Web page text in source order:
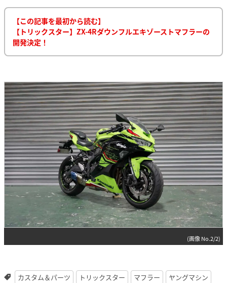
【この記事を最初から読む】
【トリックスター】ZX-4Rダウンフルエキゾーストマフラーの
開発決定！
(画像 No.2/2)
カスタム＆パーツ トリックスター マフラー ヤングマシン